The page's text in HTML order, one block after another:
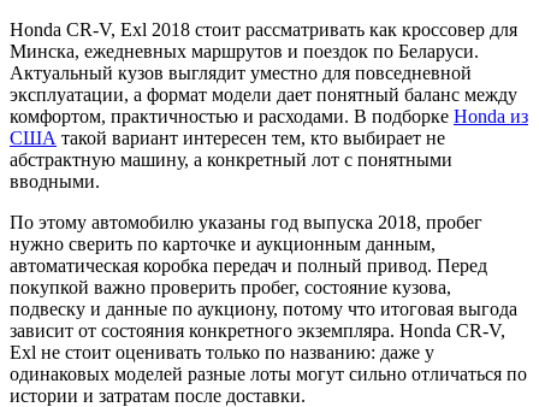
Honda CR-V, Exl 2018 стоит рассматривать как кроссовер для
Минска, ежедневных маршрутов и поездок по Беларуси.
Актуальный кузов выглядит уместно для повседневной
эксплуатации, а формат модели дает понятный баланс между
комфортом, практичностью и расходами. В подборке Honda из
США такой вариант интересен тем, кто выбирает не
абстрактную машину, а конкретный лот с понятными
вводными.
По этому автомобилю указаны год выпуска 2018, пробег
нужно сверить по карточке и аукционным данным,
автоматическая коробка передач и полный привод. Перед
покупкой важно проверить пробег, состояние кузова,
подвеску и данные по аукциону, потому что итоговая выгода
зависит от состояния конкретного экземпляра. Honda CR-V,
Exl не стоит оценивать только по названию: даже у
одинаковых моделей разные лоты могут сильно отличаться по
истории и затратам после доставки.